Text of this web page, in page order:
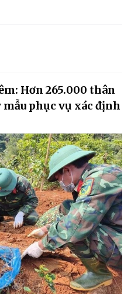
Hơn 265.000 thân
phục vụ xác định